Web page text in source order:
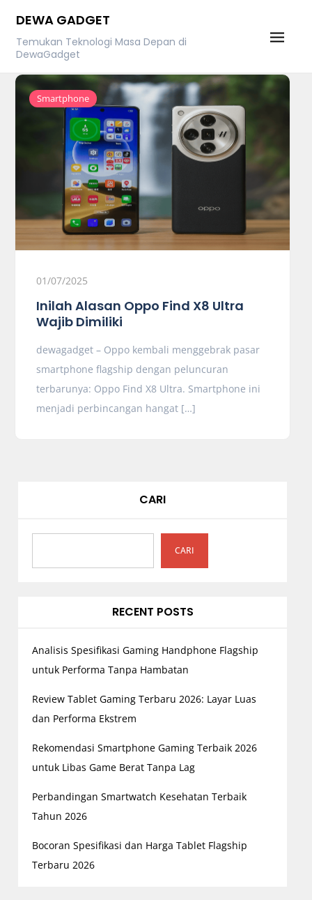
content
DEWA GADGET
Temukan Teknologi Masa Depan di
DewaGadget
Smartphone
01/07/2025
Inilah Alasan Oppo Find X8 Ultra
Wajib Dimiliki
dewagadget – Oppo kembali menggebrak pasar
smartphone flagship dengan peluncuran
terbarunya: Oppo Find X8 Ultra. Smartphone ini
menjadi perbincangan hangat […]
CARI
CARI
RECENT POSTS
Analisis Spesifikasi Gaming Handphone Flagship
untuk Performa Tanpa Hambatan
Review Tablet Gaming Terbaru 2026: Layar Luas
dan Performa Ekstrem
Rekomendasi Smartphone Gaming Terbaik 2026
untuk Libas Game Berat Tanpa Lag
Perbandingan Smartwatch Kesehatan Terbaik
Tahun 2026
Bocoran Spesifikasi dan Harga Tablet Flagship
Terbaru 2026